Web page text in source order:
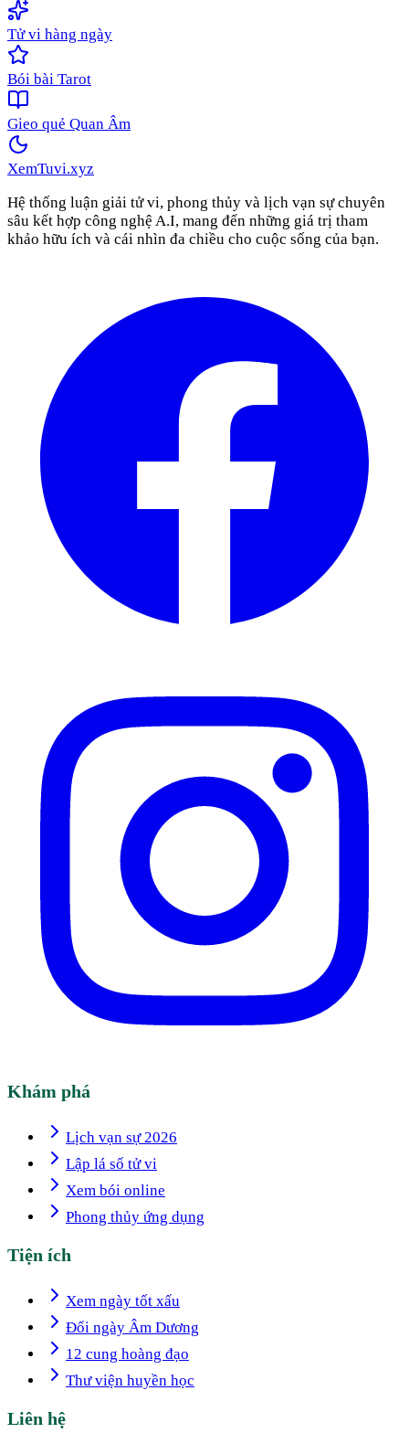
Tử vi hàng ngày
Bói bài Tarot
Gieo quẻ Quan Âm
XemTuvi.xyz
Hệ thống luận giải tử vi, phong thủy và lịch vạn sự chuyên
sâu kết hợp công nghệ A.I, mang đến những giá trị tham
khảo hữu ích và cái nhìn đa chiều cho cuộc sống của bạn.
Khám phá
Lịch vạn sự 2026
Lập lá số tử vi
Xem bói online
Phong thủy ứng dụng
Tiện ích
Xem ngày tốt xấu
Đổi ngày Âm Dương
12 cung hoàng đạo
Thư viện huyền học
Liên hệ